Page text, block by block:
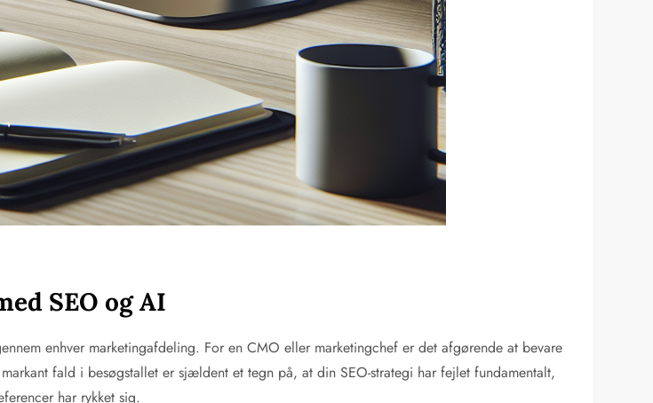
SEO og AI
enhver marketingafdeling. For en CMO eller marketingchef er det afgørende at bevare
fald i besøgstallet er sjældent et tegn på, at din SEO-strategi har fejlet fundamentalt,
har rykket sig.